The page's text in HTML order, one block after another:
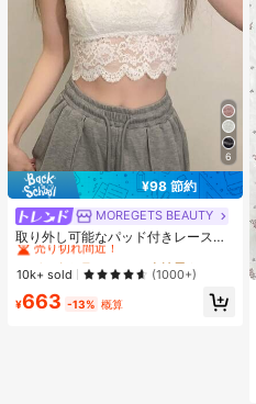
6
¥98 節約
MOREGETS BEAUTY
取り外し可能なパッド付きレースキ
ャミソール、多用途ノースリーブア
ンダーシャツ、女性向け、新学期、
クリスマス、春節、カジュアルホワ
イトサマー、シック&エレガント
#1 ベストセラー
モスク 女性用タンクトップ&キャミス
売り切れ間近！
#1 ベストセラー
売り切れ間近！
#1 ベストセラー
売り切れ間近！
#1 ベストセラー
売り切れ間近！
10k+ sold (1000+)
¥663 -13% 概算